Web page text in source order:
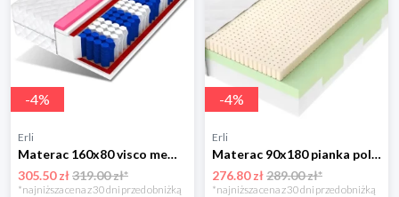
-4%
Erli
Materac 160x80 visco memory pocket 7 stref SOLARIS
305.50 zł319.00 zł*
*najniższa cena z 30 dni przed obniżką
-4%
Erli
Materac 90x180 pianka poliuretanowa T25 strefowy lateks BERRY
276.80 zł289.00 zł*
*najniższa cena z 30 dni przed obniżką